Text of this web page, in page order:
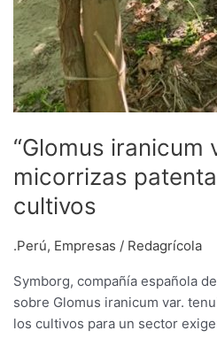
“Glomus iranicum
micorrizas
cultivos
.Perú, Empresas / Redagrícola
Symborg, compañía española
sobre Glomus iranicum var.
los cultivos para un sector